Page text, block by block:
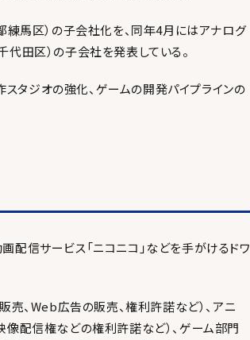
馬区）の子会社化を、同年4月にはアナログ
代田区）の子会社を発表している。
タジオの強化、ゲームの開発パイプラインの
信サービス「ニコニコ」などを手がけるドワ
売、Web広告の販売、権利許諾など）、アニ
像配信権などの権利許諾など）、ゲーム部門